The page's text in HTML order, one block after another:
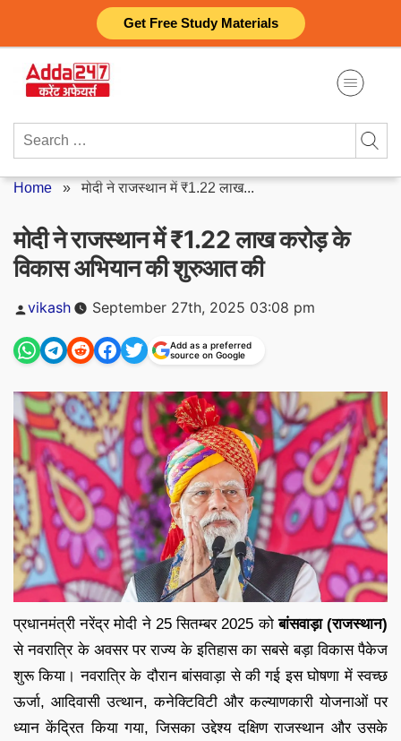
Get Free Study Materials
content
Search
Home »मोदी ने राजस्थान में ₹1.22 लाख...
मोदी ने राजस्थान में ₹1.22 लाख करोड़ के
विकास अभियान की शुरुआत की
Posted
vikash September 27th, 2025 03:08 pm
Add as a preferred
source on Google
प्रधानमंत्री नरेंद्र मोदी ने 25 सितम्बर 2025 कोबांसवाड़ा (राजस्थान)
से नवरात्रि के अवसर पर राज्य के इतिहास का सबसे बड़ा विकास पैकेज
शुरू किया। नवरात्रि के दौरान बांसवाड़ा से की गई इस घोषणा में स्वच्छ
ऊर्जा, आदिवासी उत्थान, कनेक्टिविटी और कल्याणकारी योजनाओं पर
ध्यान केंद्रित किया गया, जिसका उद्देश्य दक्षिण राजस्थान और उसके